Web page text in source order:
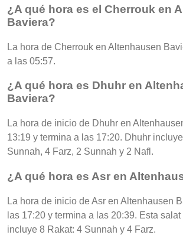
¿A qué hora es el Cherrouk en
Baviera?
La hora de Cherrouk en Altenhausen
a las 05:57.
¿A qué hora es Dhuhr en
Baviera?
La hora de inicio de Dhuhr en
13:19 y termina a las 17:20. Dhuhr
Sunnah, 4 Farz, 2 Sunnah y 2 Nafl.
¿A qué hora es Asr en
La hora de inicio de Asr en Altenhausen
las 17:20 y termina a las 20:39. Esta
incluye 8 Rakat: 4 Sunnah y 4 Farz.